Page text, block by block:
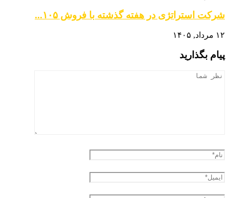
شرکت استراتژی در هفته گذشته با فروش ۱۰۵...
۱۲ مرداد, ۱۴۰۵
پیام بگذارید